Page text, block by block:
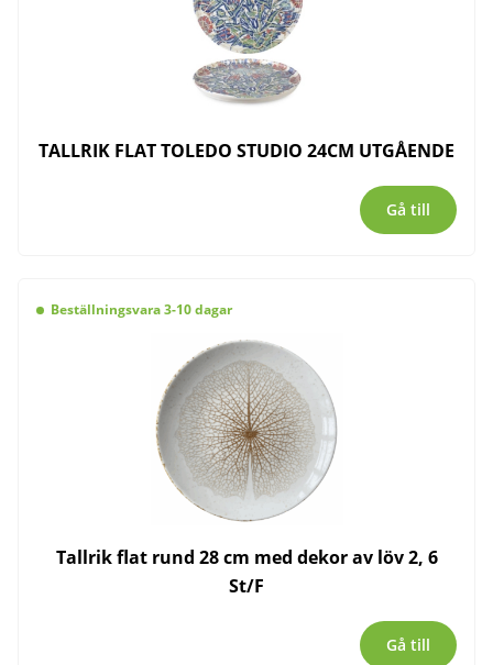
TALLRIK FLAT TOLEDO STUDIO 24CM UTGÅENDE
Gå till
Beställningsvara 3-10 dagar
Tallrik flat rund 28 cm med dekor av löv 2, 6
St/F
Gå till